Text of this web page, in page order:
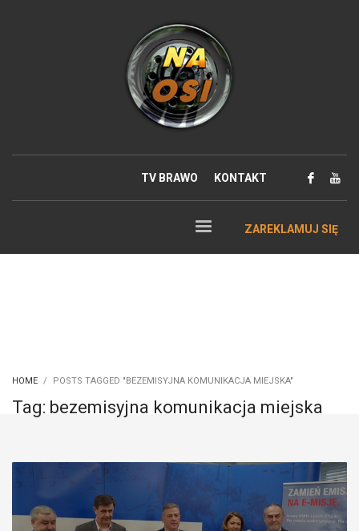
TV BRAWO KONTAKT
ZAREKLAMUJ SIĘ
HOME POSTS TAGGED "BEZEMISYJNA KOMUNIKACJA MIEJSKA"
Tag: bezemisyjna komunikacja miejska